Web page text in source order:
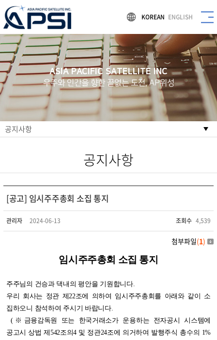
KOREAN ENGLISH
ASIA PACIFIC SATELLITE INC
우주와 인간을 향한 끝없는 도전, AP위성
공지사항
공지사항
[공고] 임시주주총회 소집 통지
관리자 2024-06-13 조회수 4,539
첨부파일(1)
임시주주총회 소집 통지
주주님의 건승과 댁내의 평안을 기원합니다.
우리 회사는 정관 제22조에 의하여 임시주주총회를 아래와 같이 소
집하오니 참석하여 주시기 바랍니다.
(※금융감독원 또는 한국거래소가 운용하는 전자공시 시스템에
공고시 상법 제542조의4 및 정관24조에 의거하여 발행주식 총수의 1%